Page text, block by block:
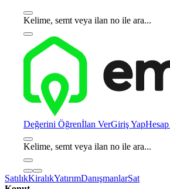
Kelime, semt veya ilan no ile ara...
Değerini Öğrenİlan VerGiriş Yap
Kelime, semt veya ilan no ile ara...
SatılıkKiralıkYatırımDanışmanlarSat